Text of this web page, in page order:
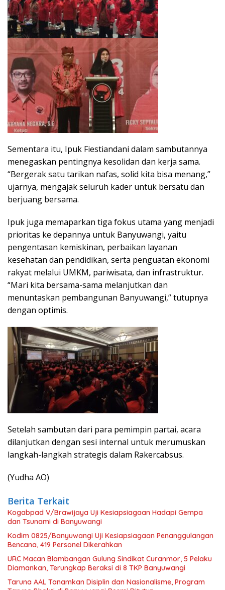
Sementara itu, Ipuk Fiestiandani dalam sambutannya
menegaskan pentingnya kesolidan dan kerja sama.
“Bergerak satu tarikan nafas, solid kita bisa menang,”
ujarnya, mengajak seluruh kader untuk bersatu dan
berjuang bersama.
Ipuk juga memaparkan tiga fokus utama yang menjadi
prioritas ke depannya untuk Banyuwangi, yaitu
pengentasan kemiskinan, perbaikan layanan
kesehatan dan pendidikan, serta penguatan ekonomi
rakyat melalui UMKM, pariwisata, dan infrastruktur.
“Mari kita bersama-sama melanjutkan dan
menuntaskan pembangunan Banyuwangi,” tutupnya
dengan optimis.
Setelah sambutan dari para pemimpin partai, acara
dilanjutkan dengan sesi internal untuk merumuskan
langkah-langkah strategis dalam Rakercabsus.
(Yudha AO)
Berita Terkait
Kogabpad V/Brawijaya Uji Kesiapsiagaan Hadapi Gempa
dan Tsunami di Banyuwangi
Kodim 0825/Banyuwangi Uji Kesiapsiagaan Penanggulangan
Bencana, 419 Personel Dikerahkan
URC Macan Blambangan Gulung Sindikat Curanmor, 5 Pelaku
Diamankan, Terungkap Beraksi di 8 TKP Banyuwangi
Taruna AAL Tanamkan Disiplin dan Nasionalisme, Program